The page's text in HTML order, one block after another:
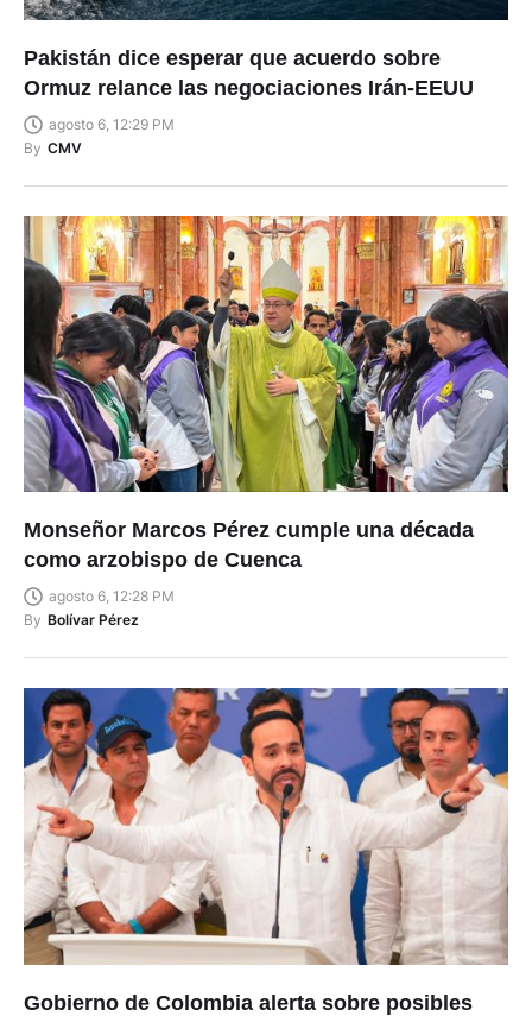
Pakistán dice esperar que acuerdo sobre
Ormuz relance las negociaciones Irán-EEUU
agosto 6, 12:29 PM
By CMV
Monseñor Marcos Pérez cumple una década
como arzobispo de Cuenca
agosto 6, 12:28 PM
By Bolívar Pérez
Gobierno de Colombia alerta sobre posibles